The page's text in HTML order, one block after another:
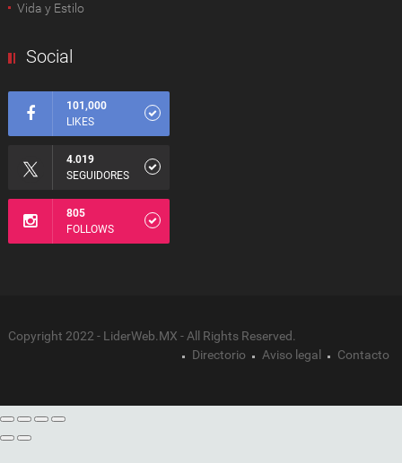
Vida y Estilo
Social
101,000
LIKES
4.019
SEGUIDORES
805
FOLLOWS
Copyright 2022 - LiderWeb.MX - All Rights Reserved.
Directorio
Aviso legal Contacto